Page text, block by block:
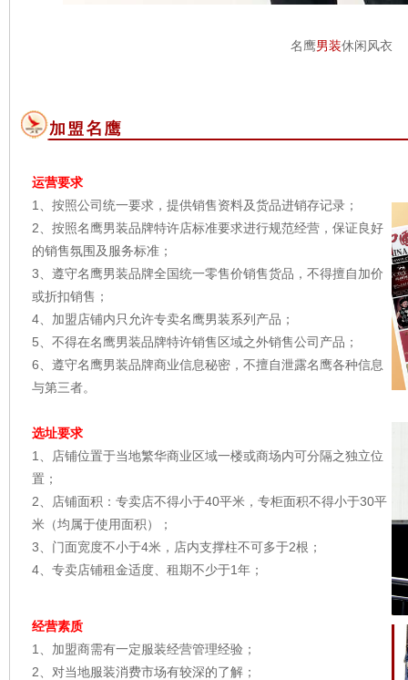
名鹰男装休闲风衣
运营要求
1、按照公司统一要求，提供销售资料及货品进销存记录；
2、按照名鹰男装品牌特许店标准要求进行规范经营，保证良好
的销售氛围及服务标准；
3、遵守名鹰男装品牌全国统一零售价销售货品，不得擅自加价
或折扣销售；
4、加盟店铺内只允许专卖名鹰男装系列产品；
5、不得在名鹰男装品牌特许销售区域之外销售公司产品；
6、遵守名鹰男装品牌商业信息秘密，不擅自泄露名鹰各种信息
与第三者。
选址要求
1、店铺位置于当地繁华商业区域一楼或商场内可分隔之独立位
置；
2、店铺面积：专卖店不得小于40平米，专柜面积不得小于30平
米（均属于使用面积）；
3、门面宽度不小于4米，店内支撑柱不可多于2根；
4、专卖店铺租金适度、租期不少于1年；
经营素质
1、加盟商需有一定服装经营管理经验；
2、对当地服装消费市场有较深的了解；